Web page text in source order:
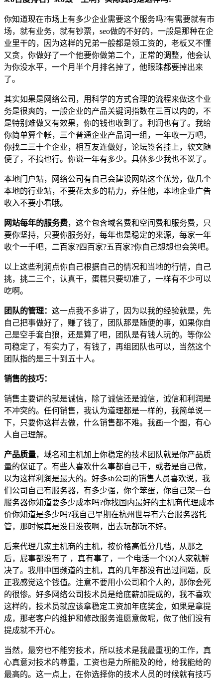
你知道现在市场上有多少企业需要这个服务吗?有需要就有市
场，就有业务，就有钞票，seo做的不好的，一般是那种在企
业里干的，因为这样的兄弟一般都是领工资的，老板又不懂
又贪，你做好了一个他要你做第二个，正常的调整，他会认
为你没水平，一个月半个月排名掉了，他眼珠都要掉出来
了。
其实如果是网络公司，用科学的方式合理的流程来做这个业
务是很爽的，一般企业的产品关键词指数在三百以内的，不
是特别难做又有效果，你的钱也收到了。利润也有了。我给
你简单算个帐，三个普通企业产品词一组，一年收一万吧，
你找二三十个企业，相互友连做好，论坛签名挂上，软文随
便了，不搞也行。你说一年有多少。具体多少我也不说了。
本地门户站，网络公司有自己会建设网站这个优势，做几个
本地的行业站，不要花太多的精力，养住他，本地企业广告
收入不要小看哦。
网站每年的服务费，这个包含域名费和空间费和服务费，只
要你坚持，只要你服务好，每年也是稳定的来源，每家一年
收个一千吧，二百家?四百家?五百家?你自己想想也会笑吧。
以上这些利润点你自己根据自己的情况和当地的行情，自己
挑，挑二三个，认真干，蛋糕只要切准了，一样有不少可以
吃啊。
团队的管理： 这一点我不多讲了，因为以我的经验就是，先
自己把事做好了，赚了钱了，团队那是随便的事，如果你自
己是空手套白狼，还是算了吧，团队是有钱人玩的。等你公
司稳定了，有实力了，有钱了，再组团队也可以，当然这个
团队指的是三十到五十人。
销售的技巧：
销售主要讲的就是诚信，除了诚信还是诚信，诚信和利润是
不冲突的。任何销售，我认为道理都是一样的，我简单说一
下，只要你这样去做，什么销售都不难。我画一个图，有心
人自己理解。
产品质量，域名和主机加上你稳定的技术团队就是你产品质
量的保证了。有些人喜欢什么事都自己干，或者是自己做，
以为这样利润是最大的。好多sb公司的销售人员喜欢说，我
们公司自己有服务器，有多少强，你个笨蛋，你自己架一台
服务器你知道要多少成本吗?你找国内最好的主机商代理成本
价你知道是多少吗?我自己早期在杭州世导有六台服务器托
管，那时候真是没日没夜啊，出去玩都玩不好。
后来代理几家主机商的主机，按价格高低分几档，从那之
后，屁事都没有了 ，真有事了，一个电话一个QQ人家就解
决了。我用中国频道的主机，真的几年都没有出过问题，反
正我感觉这个钱值。注意不要用小公司和个人的，那你会死
的很惨。好多网络公司技术员是给底薪加提成的，我不喜欢
这样的，技术员就应该拿稳定工资加年底奖金，如果是拿提
成，那老客户的维护和修改服务谁愿意做呢，做了他们没有
提成就不开心。
当然，最穷也不能穷技术，所以技术是我最重视的工作，真
心真意对技术的尊重，工资也是力所能及的给，给我能给的
最高的。这一点上，在你选择你的技术人员的时候就有技巧